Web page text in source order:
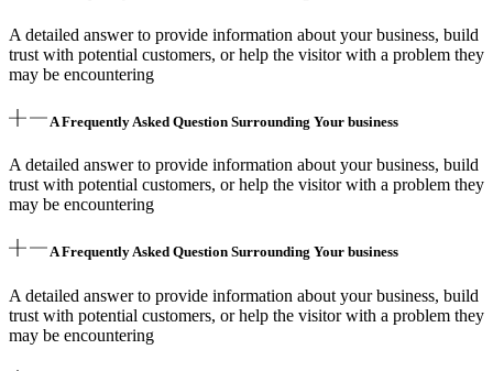
A detailed answer to provide information about your business, build
trust with potential customers, or help the visitor with a problem they
may be encountering
A Frequently Asked Question Surrounding Your business
A detailed answer to provide information about your business, build
trust with potential customers, or help the visitor with a problem they
may be encountering
A Frequently Asked Question Surrounding Your business
A detailed answer to provide information about your business, build
trust with potential customers, or help the visitor with a problem they
may be encountering